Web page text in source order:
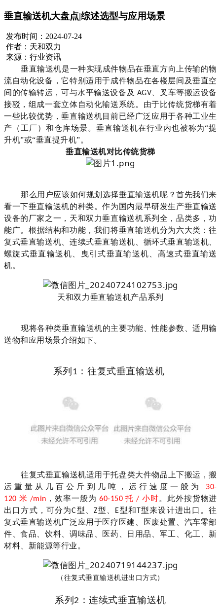
垂直输送机大盘点|综述选型与应用场景
发布时间：2024-07-24
作者：天和双力
来源：行业资讯
垂直输送机是一种实现成件物品在垂直方向上传输的物
流自动化设备，它特别适用于成件物品在各楼层间及垂直空
间的传输转运 ，可与水平输送设备及 AGV 、叉车等搬运设备
接驳，组成一套立体自动化输送系统。 由于比传统货梯有着
一些比较优势，垂直输送机目前已经广泛应用于各种工业生
产（工厂）和仓库场景。垂直输送机在行业内也被称为“提
升机”或“垂直提升机”。
垂直输送机对比传统货梯
那么用户应该如何规划选择垂直输送机呢？首先我们来
看一下垂直输送机的种类。作为国内最早研发生产垂直输送
设备的厂家之一，天和双力垂直输送机系列全，品类多，功
能广。根据结构和功能，我们将垂直输送机分为六大类：往
复式垂直输送机、连续式垂直输送机、循环式垂直输送机、
螺旋式垂直输送机、曳引式垂直输送机、高速式垂直输送
机。
天和双力垂直输送机产品系列
现将各种类垂直输送机的主要功能、性能参数、适用输
送物和应用场景介绍如下。
系列 1 ： 往复式垂直输送机
往复式垂直输送机适用于托盘类大件物品上下搬运，搬
运重量从 几百公斤到几吨 ，运行速度一般为
30-
120 米 /min ，效率一般为 60-150托 / 小时。 此外按货物进
出口方式，可分为C型、 Z型、 E型和T型来设计进出口 。往
复式垂直输送机广泛应用 于医疗医建、医废处置
、汽车零部
件、食品、饮料、调味品、医药、日用品
军工 化工
新
材料
新能源等行业 。
（往复式垂直输送机进出口方式）
系列2 ：连续式垂直输送机